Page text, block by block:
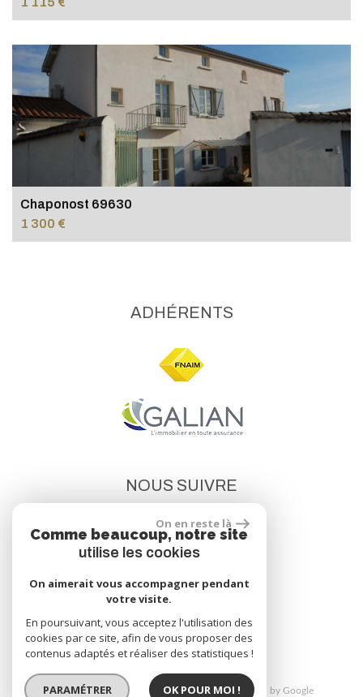
Chaponost 69630
1 300 €
NOUS SUIVRE
ADHÉRENTS
© 2026 | Tous droits réservés | Traduction powered by Google
On en reste là
Comme beaucoup, notre site
utilise les cookies
On aimerait vous accompagner pendant
votre visite.
En poursuivant, vous acceptez l'utilisation des
cookies par ce site, afin de vous proposer des
contenus adaptés et réaliser des statistiques !
PARAMÉTRER OK POUR MOI !